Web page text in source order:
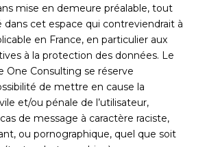
mise en demeure préalable, tout
cet espace qui contreviendrait à
en France, en particulier aux
à la protection des données. Le
One Consulting se réserve
de mettre en cause la
et/ou pénale de l’utilisateur,
de message à caractère raciste,
ou pornographique, quel que soit